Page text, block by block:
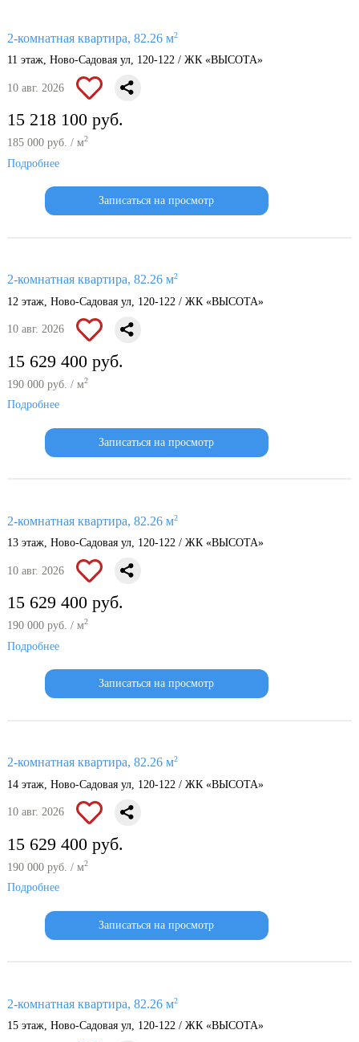
2-комнатная квартира, 82.26 м2
11 этаж, Ново-Садовая ул, 120-122 / ЖК «ВЫСОТА»
10 авг. 2026
15 218 100 руб.
185 000 руб. / м2
Подробнее
Записаться на просмотр
2-комнатная квартира, 82.26 м2
12 этаж, Ново-Садовая ул, 120-122 / ЖК «ВЫСОТА»
10 авг. 2026
15 629 400 руб.
190 000 руб. / м2
Подробнее
Записаться на просмотр
2-комнатная квартира, 82.26 м2
13 этаж, Ново-Садовая ул, 120-122 / ЖК «ВЫСОТА»
10 авг. 2026
15 629 400 руб.
190 000 руб. / м2
Подробнее
Записаться на просмотр
2-комнатная квартира, 82.26 м2
14 этаж, Ново-Садовая ул, 120-122 / ЖК «ВЫСОТА»
10 авг. 2026
15 629 400 руб.
190 000 руб. / м2
Подробнее
Записаться на просмотр
2-комнатная квартира, 82.26 м2
15 этаж, Ново-Садовая ул, 120-122 / ЖК «ВЫСОТА»